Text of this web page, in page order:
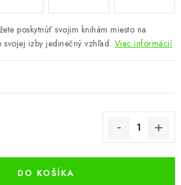
ochrany osobných údajov
Registrace
2024
poskytnúť svojim knihám miesto na
izby jedinečný vzhľad. Viac informácií
DO KOŠÍKA